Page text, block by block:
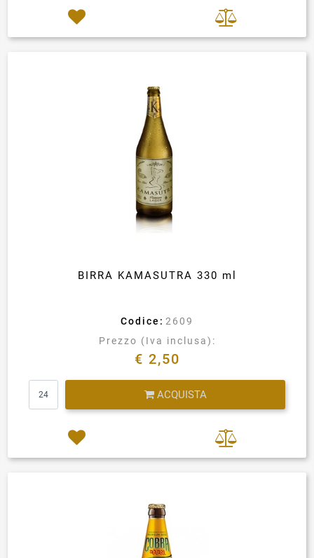
BIRRA KAMASUTRA 330 ml
Codice: 2609
Prezzo (Iva inclusa):
€ 2,50
ACQUISTA